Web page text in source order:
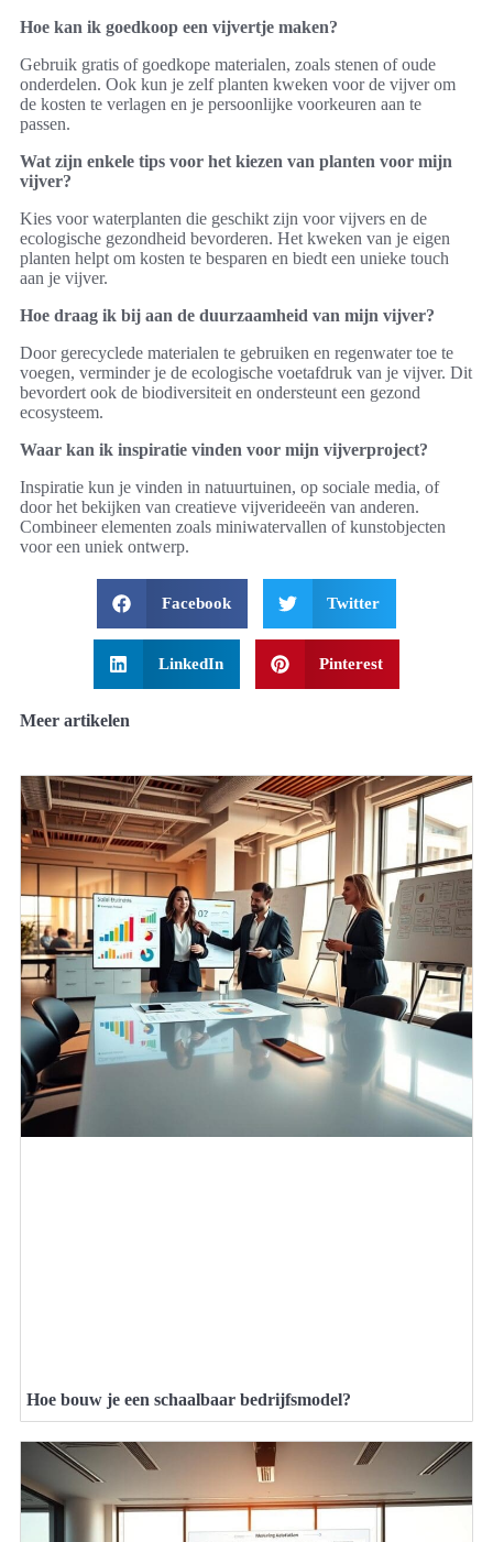
Hoe kan ik goedkoop een vijvertje maken?
Gebruik gratis of goedkope materialen, zoals stenen of oude
onderdelen. Ook kun je zelf planten kweken voor de vijver om
de kosten te verlagen en je persoonlijke voorkeuren aan te
passen.
Wat zijn enkele tips voor het kiezen van planten voor mijn
vijver?
Kies voor waterplanten die geschikt zijn voor vijvers en de
ecologische gezondheid bevorderen. Het kweken van je eigen
planten helpt om kosten te besparen en biedt een unieke touch
aan je vijver.
Hoe draag ik bij aan de duurzaamheid van mijn vijver?
Door gerecyclede materialen te gebruiken en regenwater toe te
voegen, verminder je de ecologische voetafdruk van je vijver. Dit
bevordert ook de biodiversiteit en ondersteunt een gezond
ecosysteem.
Waar kan ik inspiratie vinden voor mijn vijverproject?
Inspiratie kun je vinden in natuurtuinen, op sociale media, of
door het bekijken van creatieve vijverideeën van anderen.
Combineer elementen zoals miniwatervallen of kunstobjecten
voor een uniek ontwerp.
Facebook Twitter
LinkedIn Pinterest
Meer artikelen
Hoe bouw je een schaalbaar bedrijfsmodel?